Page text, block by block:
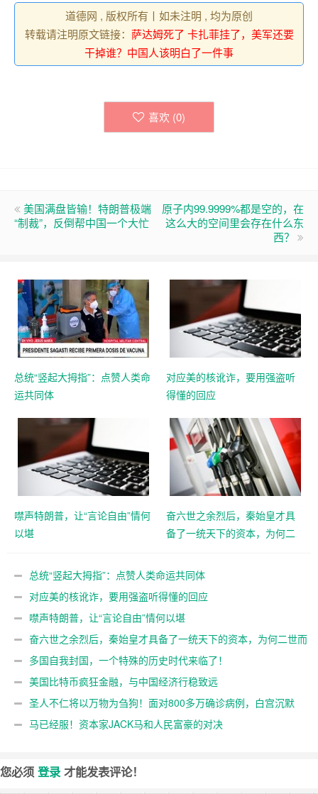
道德网 , 版权所有丨如未注明 , 均为原创
转载请注明原文链接： 萨达姆死了 卡扎菲挂了，美军还要
干掉谁？中国人该明白了一件事
喜欢 (0)
美国满盘皆输！特朗普极端
“制裁”，反倒帮中国一个大忙
原子内99.9999%都是空的，在
这么大的空间里会存在什么东
西？
总统“竖起大拇指”：点赞人类命
运共同体
对应美的核讹诈，要用强盗听
得懂的回应
噤声特朗普，让“言论自由”情何
以堪
奋六世之余烈后，秦始皇才具
备了一统天下的资本，为何二
总统“竖起大拇指”：点赞人类命运共同体
对应美的核讹诈，要用强盗听得懂的回应
噤声特朗普，让“言论自由”情何以堪
奋六世之余烈后，秦始皇才具备了一统天下的资本，为何二世而
亡呢多国自我封国，一个特殊的历史时代来临了！
美国比特币疯狂金融，与中国经济行稳致远
圣人不仁将以万物为刍狗！面对800多万确诊病例，白宫沉默
了 马已经服！资本家JACK马和人民富豪的对决
您必须 登录才能发表评论！